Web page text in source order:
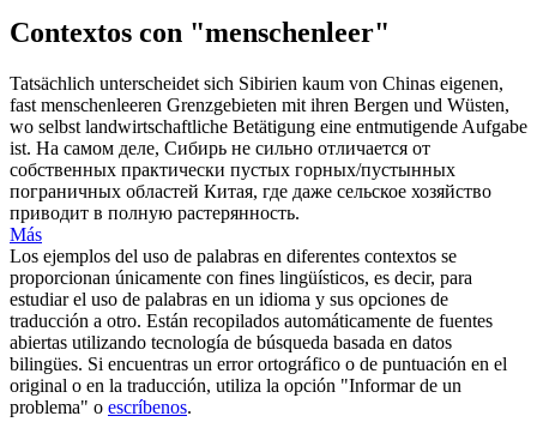
Contextos con "menschenleer"
Tatsächlich unterscheidet sich Sibirien kaum von Chinas eigenen,
fast menschenleeren Grenzgebieten mit ihren Bergen und Wüsten,
wo selbst landwirtschaftliche Betätigung eine entmutigende Aufgabe
ist. На самом деле, Сибирь не сильно отличается от
собственных практически пустых горных/пустынных
пограничных областей Китая, где даже сельское хозяйство
приводит в полную растерянность.
Más
Los ejemplos del uso de palabras en diferentes contextos se
proporcionan únicamente con fines lingüísticos, es decir, para
estudiar el uso de palabras en un idioma y sus opciones de
traducción a otro. Están recopilados automáticamente de fuentes
abiertas utilizando tecnología de búsqueda basada en datos
bilingües. Si encuentras un error ortográfico o de puntuación en el
original o en la traducción, utiliza la opción "Informar de un
problema" o escríbenos.